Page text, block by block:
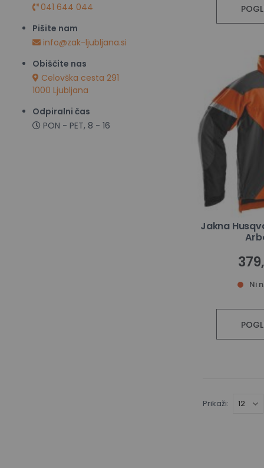
Jakna
Ni
Prikaži
041 644 044
Pišite nam
info@zak-ljubljana.si
Obiščite nas
Celovška cesta 291
1000 Ljubljana
Odpiralni čas
PON - PET, 8 - 16